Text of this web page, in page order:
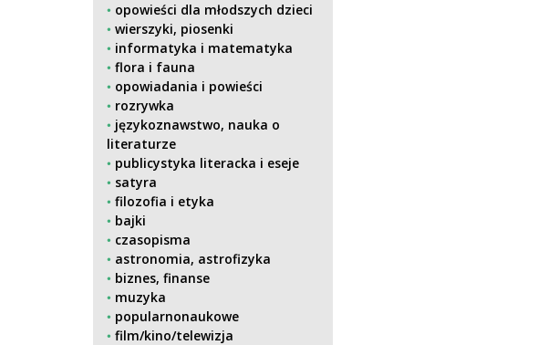
opowieści dla młodszych dzieci
wierszyki, piosenki
informatyka i matematyka
flora i fauna
opowiadania i powieści
rozrywka
językoznawstwo, nauka o
literaturze
publicystyka literacka i eseje
satyra
filozofia i etyka
bajki
czasopisma
astronomia, astrofizyka
biznes, finanse
muzyka
popularnonaukowe
film/kino/telewizja